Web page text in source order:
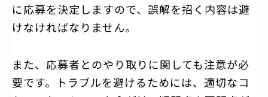
に応募を決定しますので、誤解を招く内容は避
けなければなりません。
また、応募者とのやり取りに関しても注意が必
要です。トラブルを避けるためには、適切なコ